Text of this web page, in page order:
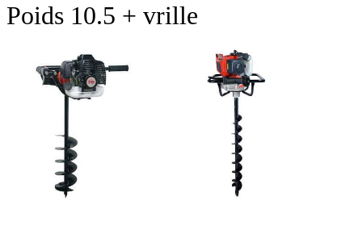
Poids 10.5 + vrille